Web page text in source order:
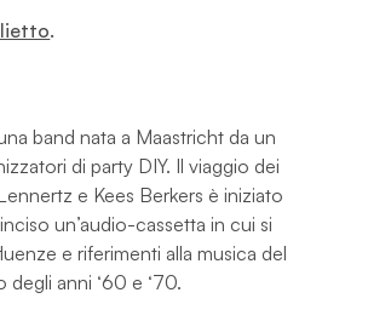
.
band nata a Maastricht da un
di party DIY. Il viaggio dei
e Kees Berkers è iniziato
un’audio-cassetta in cui si
e riferimenti alla musica del
degli anni ‘60 e ‘70.